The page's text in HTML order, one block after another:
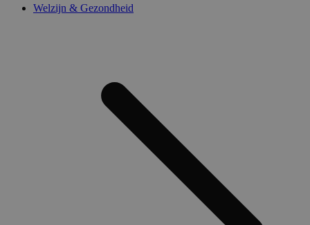
Welzijn & Gezondheid